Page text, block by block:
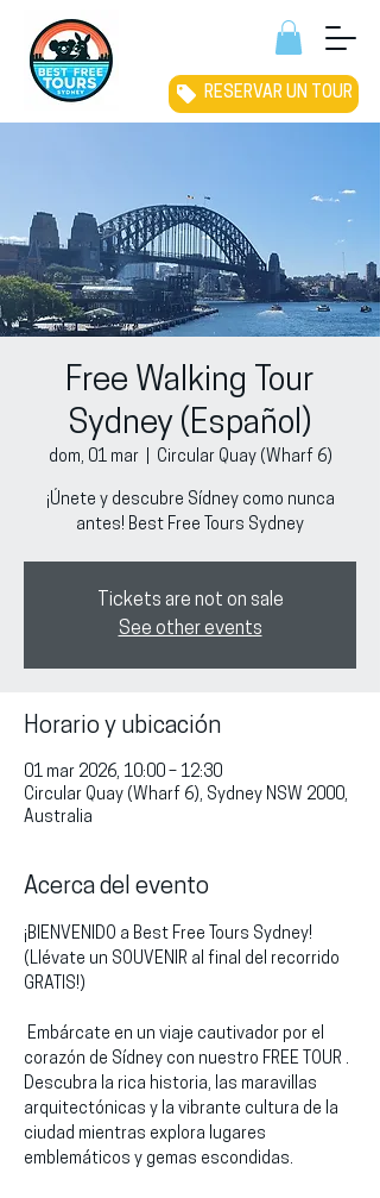
RESERVAR UN TOUR
Free Walking Tour
Sydney (Español)
dom, 01 mar
  |
Circular Quay (Wharf 6)
¡Únete y descubre Sídney como nunca
antes! Best Free Tours Sydney
Tickets are not on sale
See other events
Horario y ubicación
01 mar 2026, 10:00 – 12:30
Circular Quay (Wharf 6), Sydney NSW 2000,
Australia
Acerca del evento
¡BIENVENIDO a Best Free Tours Sydney!
(Llévate un SOUVENIR al final del recorrido
GRATIS!)
corazón de Sídney con nuestro FREE TOUR .
Descubra la rica historia, las maravillas
arquitectónicas y la vibrante cultura de la
ciudad mientras explora lugares
emblemáticos y gemas escondidas.